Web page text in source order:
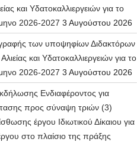
και Υδατοκαλλιεργειών για το
2026-2027 3 Αυγούστου 2026
των υποψηφίων Διδακτόρων
και Υδατοκαλλιεργειών για το
2026-2027 3 Αυγούστου 2026
Ενδιαφέροντος για
προς σύναψη τριών (3)
έργου Ιδιωτικού Δίκαιου για
στο πλαίσιο της πράξης